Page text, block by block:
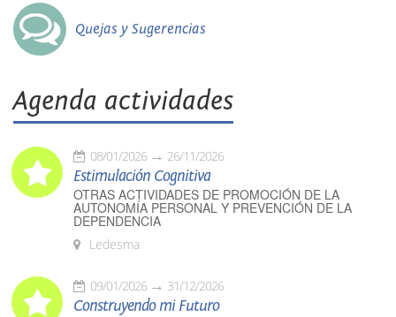
Quejas y Sugerencias
Agenda actividades
08/01/2026 26/11/2026
Estimulación Cognitiva
OTRAS ACTIVIDADES DE PROMOCIÓN DE LA
AUTONOMÍA PERSONAL Y PREVENCIÓN DE LA
DEPENDENCIA
Ledesma
09/01/2026 31/12/2026
Construyendo mi Futuro